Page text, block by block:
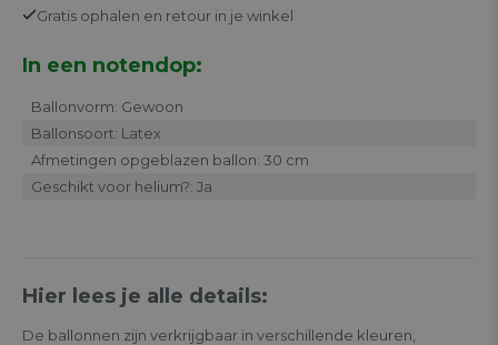
Gratis ophalen en retour in je winkel
In een notendop:
Ballonvorm: Gewoon
Ballonsoort: Latex
Afmetingen opgeblazen ballon: 30 cm
Geschikt voor helium?: Ja
Hier lees je alle details:
De ballonnen zijn verkrijgbaar in verschillende kleuren,